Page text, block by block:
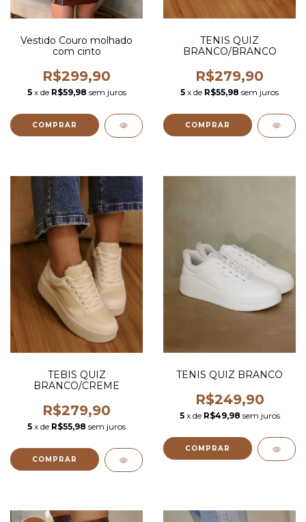
Vestido Couro molhado
com cinto
R$299,90
5 x de R$59,98 sem juros
COMPRAR
TENIS QUIZ
BRANCO/BRANCO
R$279,90
5 x de R$55,98 sem juros
COMPRAR
TEBIS QUIZ
BRANCO/CREME
R$279,90
5 x de R$55,98 sem juros
COMPRAR
TENIS QUIZ BRANCO
R$249,90
5 x de R$49,98 sem juros
COMPRAR